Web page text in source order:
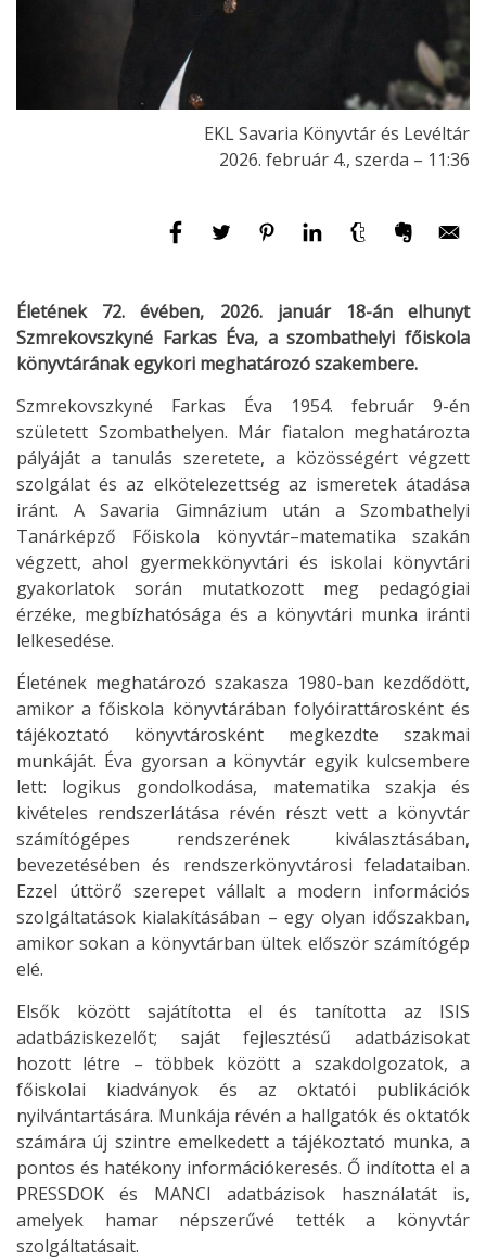
EKL Savaria Könyvtár és Levéltár
2026. február 4., szerda – 11:36
Életének 72. évében, 2026. január 18-án elhunyt
Szmrekovszkyné Farkas Éva, a szombathelyi főiskola
könyvtárának egykori meghatározó szakembere.
Szmrekovszkyné Farkas Éva 1954. február 9-én
született Szombathelyen. Már fiatalon meghatározta
pályáját a tanulás szeretete, a közösségért végzett
szolgálat és az elkötelezettség az ismeretek átadása
iránt. A Savaria Gimnázium után a Szombathelyi
Tanárképző Főiskola könyvtár–matematika szakán
végzett, ahol gyermekkönyvtári és iskolai könyvtári
gyakorlatok során mutatkozott meg pedagógiai
érzéke, megbízhatósága és a könyvtári munka iránti
lelkesedése.
Életének meghatározó szakasza 1980-ban kezdődött,
amikor a főiskola könyvtárában folyóirattárosként és
tájékoztató könyvtárosként megkezdte szakmai
munkáját. Éva gyorsan a könyvtár egyik kulcsembere
lett: logikus gondolkodása, matematika szakja és
kivételes rendszerlátása révén részt vett a könyvtár
számítógépes rendszerének kiválasztásában,
bevezetésében és rendszerkönyvtárosi feladataiban.
Ezzel úttörő szerepet vállalt a modern információs
szolgáltatások kialakításában – egy olyan időszakban,
amikor sokan a könyvtárban ültek először számítógép
elé.
Elsők között sajátította el és tanította az ISIS
adatbáziskezelőt; saját fejlesztésű adatbázisokat
hozott létre – többek között a szakdolgozatok, a
főiskolai kiadványok és az oktatói publikációk
nyilvántartására. Munkája révén a hallgatók és oktatók
számára új szintre emelkedett a tájékoztató munka, a
pontos és hatékony információkeresés. Ő indította el a
PRESSDOK és MANCI adatbázisok használatát is,
amelyek hamar népszerűvé tették a könyvtár
szolgáltatásait.